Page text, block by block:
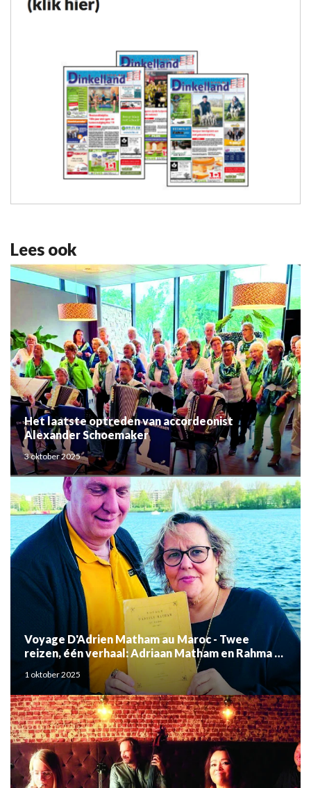
Lees ook
Het laatste optreden van accordeonist
Alexander Schoemaker
3 oktober 2025
Voyage D'Adrien Matham au Maroc - Twee
reizen, één verhaal: Adriaan Matham en Rahma el
Mouden
1 oktober 2025